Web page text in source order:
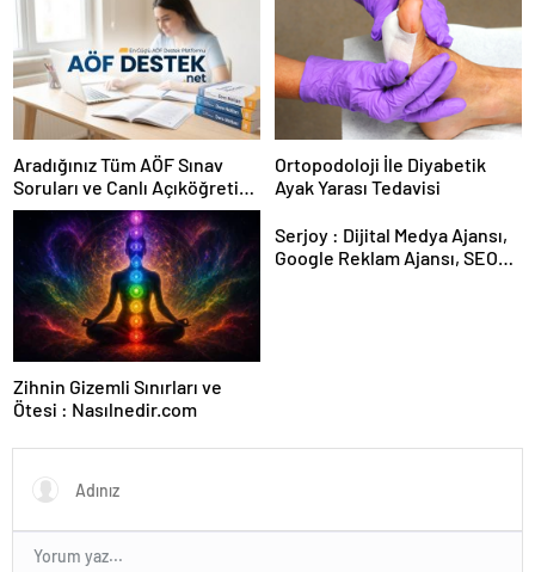
Aradığınız Tüm AÖF Sınav
Soruları ve Canlı Açıköğretim
Forumu Burada
Ortopodoloji İle Diyabetik
Ayak Yarası Tedavisi
Zihnin Gizemli Sınırları ve
Ötesi : Nasılnedir.com
Serjoy : Dijital Medya Ajansı,
Google Reklam Ajansı, SEO